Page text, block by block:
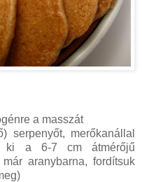
a masszát
serpenyőt, merőkanállal
ki a 6-7 cm átmérőjű
aranybarna, fordítsuk